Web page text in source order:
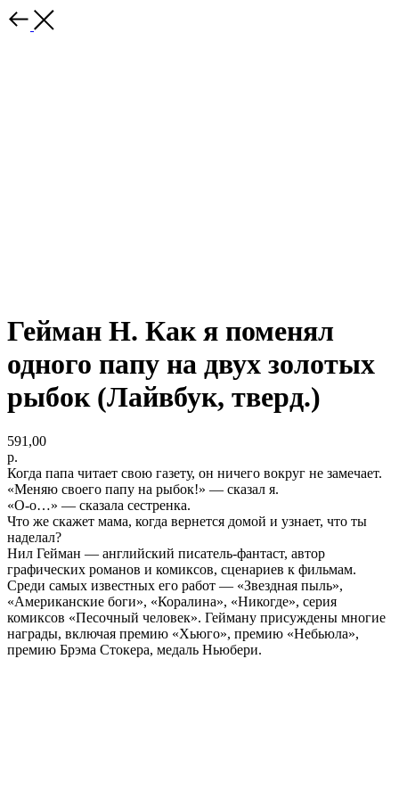
Гейман Н. Как я поменял
одного папу на двух золотых
рыбок (Лайвбук, тверд.)
591,00
р.
Когда папа читает свою газету, он ничего вокруг не замечает.
«Меняю своего папу на рыбок!» — сказал я.
«О-о…» — сказала сестренка.
Что же скажет мама, когда вернется домой и узнает, что ты
наделал?
Нил Гейман — английский писатель-фантаст, автор
графических романов и комиксов, сценариев к фильмам.
Среди самых известных его работ — «Звездная пыль»,
«Американские боги», «Коралина», «Никогде», серия
комиксов «Песочный человек». Гейману присуждены многие
награды, включая премию «Хьюго», премию «Небьюла»,
премию Брэма Стокера, медаль Ньюбери.